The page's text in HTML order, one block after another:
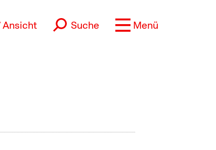
Ansicht Suche Menü